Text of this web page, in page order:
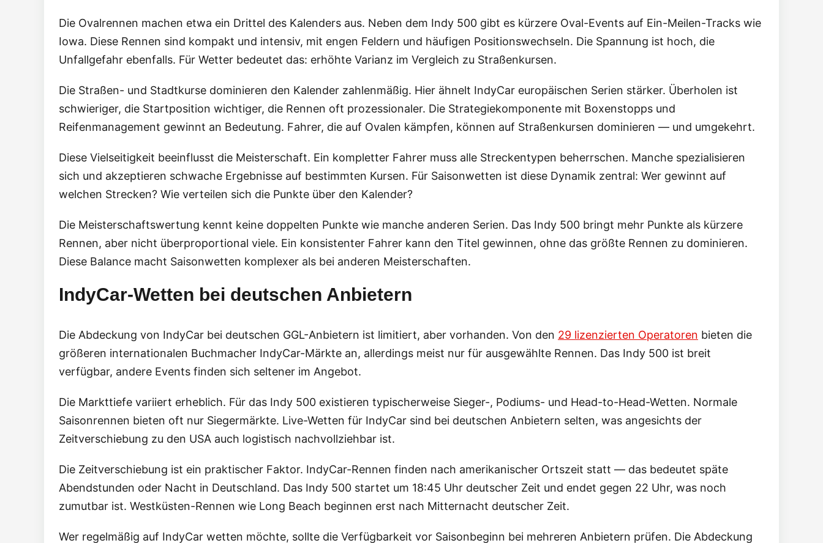
Die Ovalrennen machen etwa ein Drittel des Kalenders aus. Neben dem Indy 500 gibt es kürzere Oval-Events auf Ein-Meilen-Tracks wie
Iowa. Diese Rennen sind kompakt und intensiv, mit engen Feldern und häufigen Positionswechseln. Die Spannung ist hoch, die
Unfallgefahr ebenfalls. Für Wetter bedeutet das: erhöhte Varianz im Vergleich zu Straßenkursen.
Die Straßen- und Stadtkurse dominieren den Kalender zahlenmäßig. Hier ähnelt IndyCar europäischen Serien stärker. Überholen ist
schwieriger, die Startposition wichtiger, die Rennen oft prozessionaler. Die Strategiekomponente mit Boxenstopps und
Reifenmanagement gewinnt an Bedeutung. Fahrer, die auf Ovalen kämpfen, können auf Straßenkursen dominieren — und umgekehrt.
Diese Vielseitigkeit beeinflusst die Meisterschaft. Ein kompletter Fahrer muss alle Streckentypen beherrschen. Manche spezialisieren
sich und akzeptieren schwache Ergebnisse auf bestimmten Kursen. Für Saisonwetten ist diese Dynamik zentral: Wer gewinnt auf
welchen Strecken? Wie verteilen sich die Punkte über den Kalender?
Die Meisterschaftswertung kennt keine doppelten Punkte wie manche anderen Serien. Das Indy 500 bringt mehr Punkte als kürzere
Rennen, aber nicht überproportional viele. Ein konsistenter Fahrer kann den Titel gewinnen, ohne das größte Rennen zu dominieren.
Diese Balance macht Saisonwetten komplexer als bei anderen Meisterschaften.
IndyCar-Wetten bei deutschen Anbietern
Die Abdeckung von IndyCar bei deutschen GGL-Anbietern ist limitiert, aber vorhanden. Von den 29 lizenzierten Operatoren bieten die
größeren internationalen Buchmacher IndyCar-Märkte an, allerdings meist nur für ausgewählte Rennen. Das Indy 500 ist breit
verfügbar, andere Events finden sich seltener im Angebot.
Die Markttiefe variiert erheblich. Für das Indy 500 existieren typischerweise Sieger-, Podiums- und Head-to-Head-Wetten. Normale
Saisonrennen bieten oft nur Siegermärkte. Live-Wetten für IndyCar sind bei deutschen Anbietern selten, was angesichts der
Zeitverschiebung zu den USA auch logistisch nachvollziehbar ist.
Die Zeitverschiebung ist ein praktischer Faktor. IndyCar-Rennen finden nach amerikanischer Ortszeit statt — das bedeutet späte
Abendstunden oder Nacht in Deutschland. Das Indy 500 startet um 18:45 Uhr deutscher Zeit und endet gegen 22 Uhr, was noch
zumutbar ist. Westküsten-Rennen wie Long Beach beginnen erst nach Mitternacht deutscher Zeit.
Wer regelmäßig auf IndyCar wetten möchte, sollte die Verfügbarkeit vor Saisonbeginn bei mehreren Anbietern prüfen. Die Abdeckung